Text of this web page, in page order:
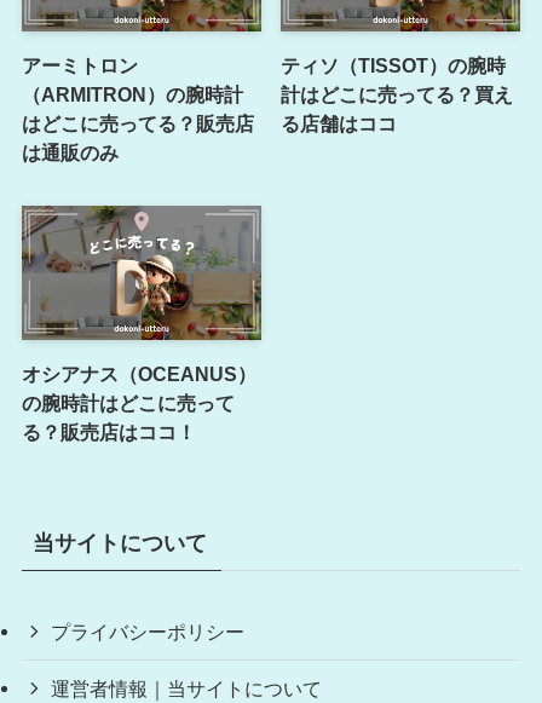
アーミトロン
（ARMITRON）の腕時計
はどこに売ってる？販売店
は通販のみ
ティソ（TISSOT）の腕時
計はどこに売ってる？買え
る店舗はココ
オシアナス（OCEANUS）
の腕時計はどこに売って
る？販売店はココ！
当サイトについて
プライバシーポリシー
運営者情報｜当サイトについて